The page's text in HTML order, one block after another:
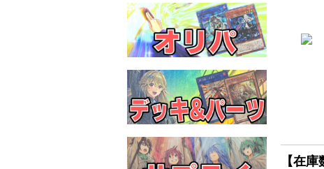
【在庫